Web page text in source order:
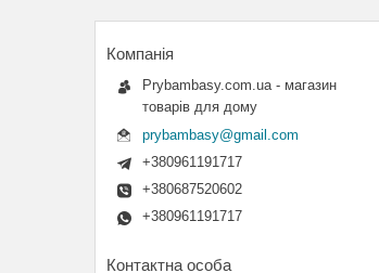
Prybambasy.com.ua - магазин
товарів для дому
prybambasy@gmail.com
+380961191717
+380687520602
+380961191717